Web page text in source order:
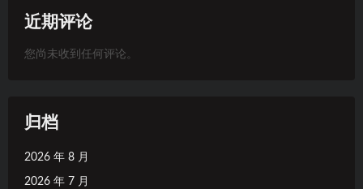
近期评论
您尚未收到任何评论。
归档
2026 年 8 月
2026 年 7 月